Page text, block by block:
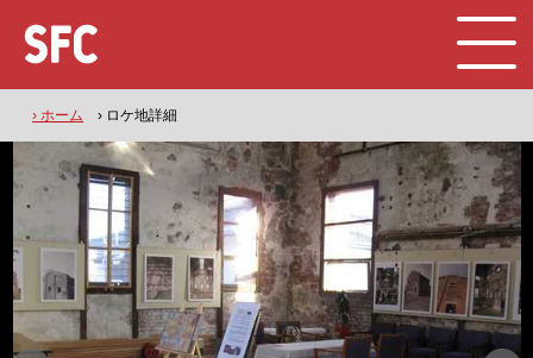
› ホーム › ロケ地詳細